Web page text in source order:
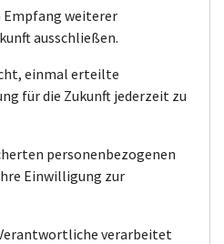
Empfang weiterer
ausschließen.
einmal erteilte
für die Zukunft jederzeit zu
personenbezogenen
Einwilligung zur
verarbeitet